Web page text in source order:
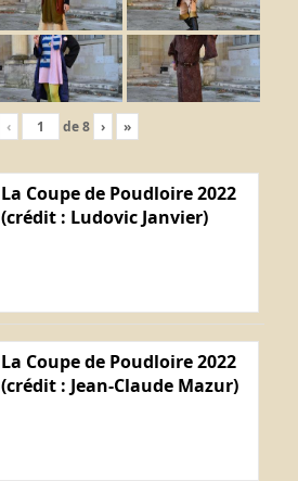
‹ de8 › »
La Coupe de Poudloire 2022
(crédit : Ludovic Janvier)
La Coupe de Poudloire 2022
(crédit : Jean-Claude Mazur)